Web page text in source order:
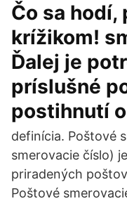
Čo sa hodí,
krížikom!
Ďalej je
príslušné
postihnutí
definícia. Poštové
smerovacie číslo)
priradených
Poštové